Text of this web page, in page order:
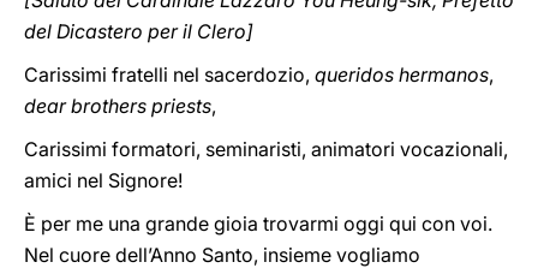
del Dicastero per il Clero]
Carissimi fratelli nel sacerdozio, queridos hermanos,
dear brothers priests,
Carissimi formatori, seminaristi, animatori vocazionali,
amici nel Signore!
È per me una grande gioia trovarmi oggi qui con voi.
Nel cuore dell’Anno Santo, insieme vogliamo